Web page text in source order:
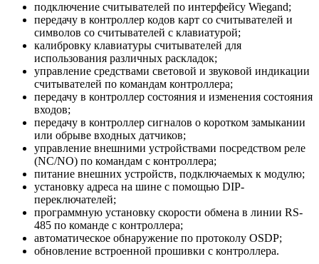
подключение считывателей по интерфейсу Wiegand;
передачу в контроллер кодов карт со считывателей и
символов со считывателей с клавиатурой;
калибровку клавиатуры считывателей для
использования различных раскладок;
управление средствами световой и звуковой индикации
считывателей по командам контроллера;
передачу в контроллер состояния и изменения состояния
входов;
передачу в контроллер сигналов о коротком замыкании
или обрыве входных датчиков;
управление внешними устройствами посредством реле
(NC/NO) по командам с контроллера;
питание внешних устройств, подключаемых к модулю;
установку адреса на шине с помощью DIP-
переключателей;
программную установку скорости обмена в линии RS-
485 по команде с контроллера;
автоматическое обнаружение по протоколу OSDP;
обновление встроенной прошивки с контроллера.